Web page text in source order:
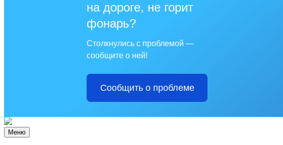
на дороге, не горит
фонарь?
Столкнулись с проблемой —
сообщите о ней!
Сообщить о проблеме
Меню